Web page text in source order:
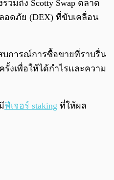
วมถึง Scotty Swap ตลาด
อดภัย (DEX) ที่ขับเคลื่อน
บการณ์การซื้อขายที่ราบรื่น
งเพื่อให้ได้กำไรและความ
ฟีเจอร์ staking ที่ให้ผล